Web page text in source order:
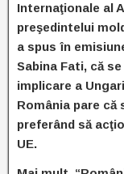
Internaţionale al
preşedintelui
a spus în
Sabina Fati, că
implicare a
România pare
preferând să
UE.